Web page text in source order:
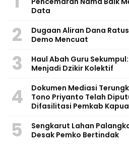
Data
2
Dugaan Aliran Dana
Demo Mencuat
3
Haul Abah Guru
Menjadi Dzikir Kolektif
4
​Dokumen Mediasi
Tono Priyanto Telah
Difasilitasi Pemkab
5
Sengkarut Lahan
Desak Pemko Bertindak